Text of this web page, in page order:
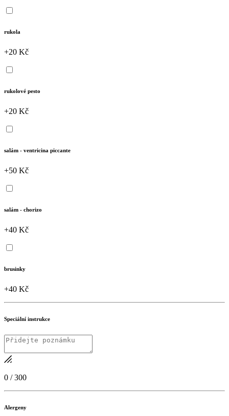
rukola
+20 Kč
rukolové pesto
+20 Kč
salám - ventricina piccante
+50 Kč
salám - chorizo
+40 Kč
brusinky
+40 Kč
Speciální instrukce
0 /300
Alergeny